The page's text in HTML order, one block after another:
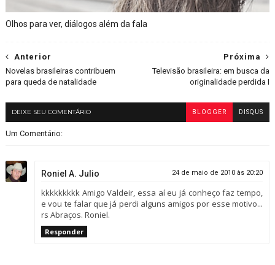
Olhos para ver, diálogos além da fala
Próxima
Televisão brasileira: em busca da
originalidade perdida I
Anterior
Novelas brasileiras contribuem
para queda de natalidade
DEIXE SEU COMENTÁRIO BLOGGER DISQUS
Um Comentário:
Roniel A. Julio 24 de maio de 2010 às 20:20
kkkkkkkkk Amigo Valdeir, essa aí eu já conheço faz tempo,
e vou te falar que já perdi alguns amigos por esse motivo...
rs Abraços. Roniel.
Responder